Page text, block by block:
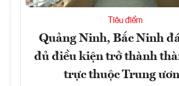
Tiêu điểm
Quảng Ninh, Bắc Ninh
đủ điều kiện trở thành
trực thuộc Trung